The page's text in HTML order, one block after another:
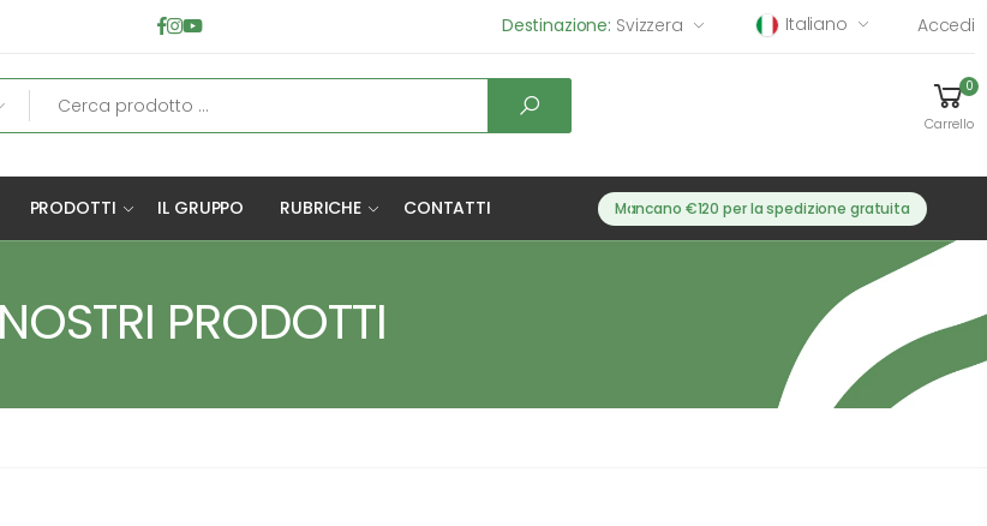
Destinazione: Svizzera Italiano Accedi
0
Carrello
PRODOTTI IL GRUPPO RUBRICHE CONTATTI Mancano €120 per la spedizione gratuita
PRODOTTI